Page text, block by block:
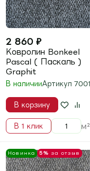
2 190 ₽
Ковролин BONKEEL
Split ( Сплит ) Green
В наличии
В корзину